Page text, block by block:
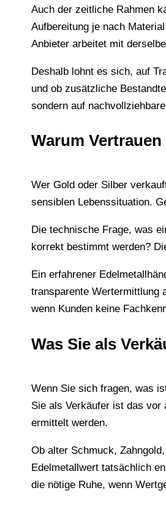
Auch der zeitliche Rahmen
Aufbereitung je nach
Anbieter arbeitet mit
Deshalb lohnt es sich, auf
und ob zusätzliche
sondern auf
Warum
Wer Gold oder Silber
sensiblen Lebenssituation.
Die technische Frage, was
korrekt bestimmt werden?
Ein erfahrener
transparente Wertermittlung
wenn Kunden keine
Was Sie als
Wenn Sie sich fragen, was
Sie als Verkäufer ist das vor
ermittelt werden.
Ob alter Schmuck,
Edelmetallwert tatsächlich
die nötige Ruhe, wenn